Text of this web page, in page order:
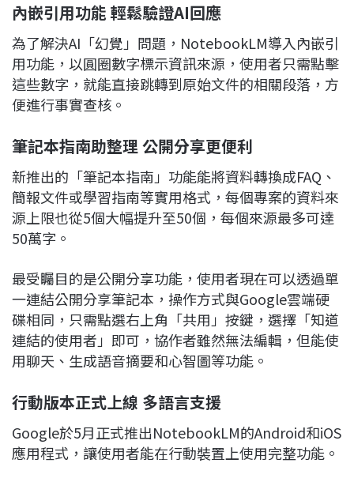
內嵌引用功能 輕鬆驗證AI回應
為了解決AI「幻覺」問題，NotebookLM導入內嵌引
用功能，以圓圈數字標示資訊來源，使用者只需點擊
這些數字，就能直接跳轉到原始文件的相關段落，方
便進行事實查核。
筆記本指南助整理 公開分享更便利
新推出的「筆記本指南」功能能將資料轉換成FAQ、
簡報文件或學習指南等實用格式，每個專案的資料來
源上限也從5個大幅提升至50個，每個來源最多可達
50萬字。
最受矚目的是公開分享功能，使用者現在可以透過單
一連結公開分享筆記本，操作方式與Google雲端硬
碟相同，只需點選右上角「共用」按鍵，選擇「知道
連結的使用者」即可，協作者雖然無法編輯，但能使
用聊天、生成語音摘要和心智圖等功能。
行動版本正式上線 多語言支援
Google於5月正式推出NotebookLM的Android和iOS
應用程式，讓使用者能在行動裝置上使用完整功能。